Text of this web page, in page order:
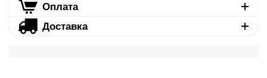
Оплата
Доставка